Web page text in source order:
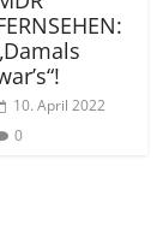
10. April 2022
0